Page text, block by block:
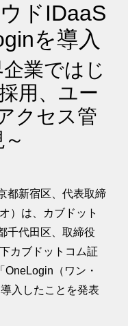
ドIDaaS
を導入
業ではじ
用、ユー
クセス管
都新宿区、代表取締
）は、カブドット
千代田区、取締役
カブドットコム証
（ワン・
入したことを発表